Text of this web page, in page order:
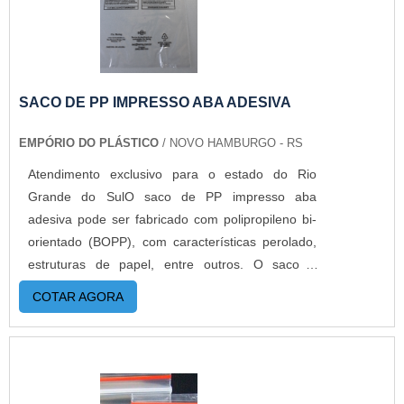
SACO DE PP IMPRESSO ABA ADESIVA
EMPÓRIO DO PLÁSTICO / NOVO HAMBURGO - RS
Atendimento exclusivo para o estado do Rio
Grande do SulO saco de PP impresso aba
adesiva pode ser fabricado com polipropileno bi-
orientado (BOPP), com características perolado,
estruturas de papel, entre outros. O saco é
largamente usado para embalar alimentos,
produtos eletrônicos e produtos
farmacêuticos. Além disso, produto tem um
altas temperaturas e shelf life de grande
durabilidade. Com isso, a empresa oferece os
COTAR AGORA